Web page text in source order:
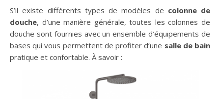
S’il existe différents types de modèles de colonne de
douche, d’une manière générale, toutes les colonnes de
douche sont fournies avec un ensemble d’équipements de
bases qui vous permettent de profiter d’une salle de bain
pratique et confortable. À savoir :